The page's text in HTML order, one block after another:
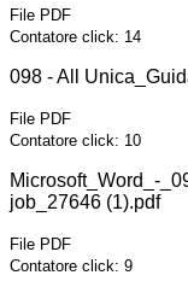
File PDF
Contatore click: 14
098 - All
File PDF
Contatore click: 10
Microsoft_Word_-
job_27646 (1).pdf
File PDF
Contatore click: 9